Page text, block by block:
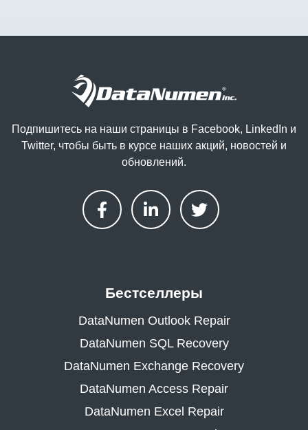
Подпишитесь на наши страницы в Facebook, LinkedIn и
Twitter, чтобы быть в курсе наших акций, новостей и
обновлений.
Бестселлеры
DataNumen Outlook Repair
DataNumen SQL Recovery
DataNumen Exchange Recovery
DataNumen Access Repair
DataNumen Excel Repair